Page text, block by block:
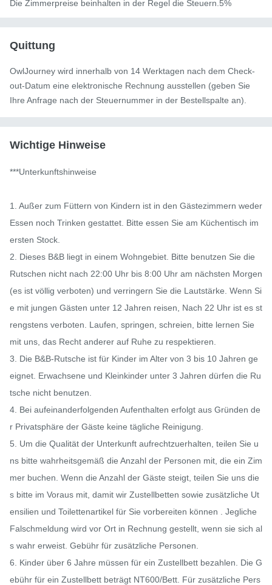
Die Zimmerpreise beinhalten in der Regel die Steuern.5%
Quittung
OwlJourney wird innerhalb von 14 Werktagen nach dem Check-
out-Datum eine elektronische Rechnung ausstellen (geben Sie
Ihre Anfrage nach der Steuernummer in der Bestellspalte an).
Wichtige Hinweise
***Unterkunftshinweise
1. Außer zum Füttern von Kindern ist in den Gästezimmern weder
Essen noch Trinken gestattet. Bitte essen Sie am Küchentisch im
ersten Stock.
2. Dieses B&B liegt in einem Wohngebiet. Bitte benutzen Sie die
Rutschen nicht nach 22:00 Uhr bis 8:00 Uhr am nächsten Morgen
(es ist völlig verboten) und verringern Sie die Lautstärke. Wenn Si
e mit jungen Gästen unter 12 Jahren reisen, Nach 22 Uhr ist es st
rengstens verboten. Laufen, springen, schreien, bitte lernen Sie
mit uns, das Recht anderer auf Ruhe zu respektieren.
3. Die B&B-Rutsche ist für Kinder im Alter von 3 bis 10 Jahren ge
eignet. Erwachsene und Kleinkinder unter 3 Jahren dürfen die Ru
tsche nicht benutzen.
4. Bei aufeinanderfolgenden Aufenthalten erfolgt aus Gründen de
r Privatsphäre der Gäste keine tägliche Reinigung.
5. Um die Qualität der Unterkunft aufrechtzuerhalten, teilen Sie u
ns bitte wahrheitsgemäß die Anzahl der Personen mit, die ein Zim
mer buchen. Wenn die Anzahl der Gäste steigt, teilen Sie uns die
s bitte im Voraus mit, damit wir Zustellbetten sowie zusätzliche Ut
ensilien und Toilettenartikel für Sie vorbereiten können . Jegliche
Falschmeldung wird vor Ort in Rechnung gestellt, wenn sie sich al
s wahr erweist. Gebühr für zusätzliche Personen.
6. Kinder über 6 Jahre müssen für ein Zustellbett bezahlen. Die G
ebühr für ein Zustellbett beträgt NT600/Bett. Für zusätzliche Pers